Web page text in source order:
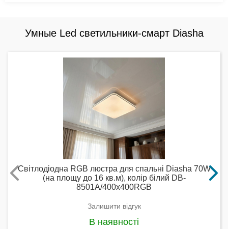
Умные Led светильники-смарт Diasha
Світлодіодна RGB люстра для спальні Diasha 70W
(на площу до 16 кв.м), колір білий DB-
8501A/400x400RGB
Залишити відгук
В наявності